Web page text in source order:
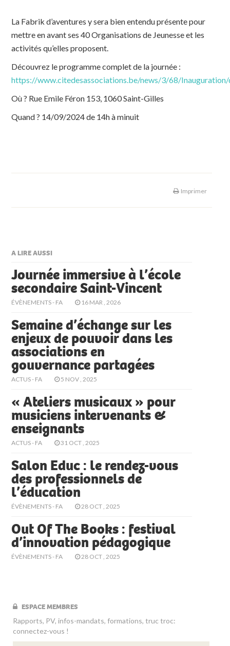
La Fabrik d’aventures y sera bien entendu présente pour
mettre en avant ses 40 Organisations de Jeunesse et les
activités qu’elles proposent.
Découvrez le programme complet de la journée :
https://www.citedesassociations.be/news/3/68/Inauguration/
Où ? Rue Emile Féron 153, 1060 Saint-Gilles
Quand ? 14/09/2024 de 14h à minuit
Imprimer
A LIRE AUSSI
Journée immersive à l’école
secondaire Saint-Vincent
ÉVÈNEMENTS - FA 16 MAR , 2026
Semaine d’échange sur les
enjeux de pouvoir dans les
associations en
gouvernance partagées
ACTUS - FA 5 NOV , 2025
« Ateliers musicaux » pour
musiciens intervenants &
enseignants
ACTUS - FA 31 OCT , 2025
Salon Educ : le rendez-vous
des professionnels de
l’éducation
ÉVÈNEMENTS - FA 28 OCT , 2025
Out Of The Books : festival
d’innovation pédagogique
ÉVÈNEMENTS - FA 28 OCT , 2025
ESPACE MEMBRES
Rapports, PV, infos-mandats, formations, truc troc:
connectez-vous !